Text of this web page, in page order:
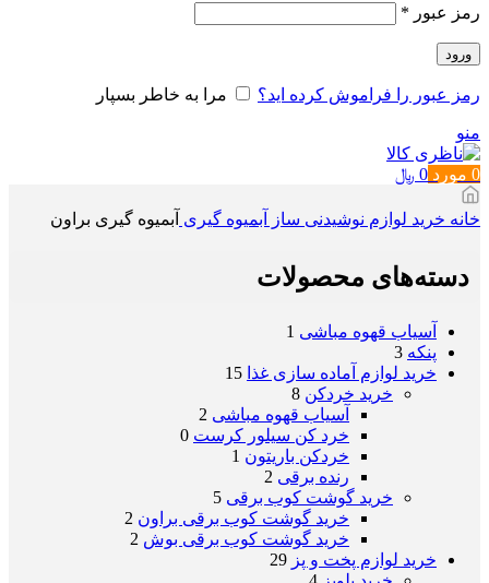
رمز عبور *
ورود
رمز عبور را فراموش کرده اید؟ مرا به خاطر بسپار
منو
0 مورد 0 ﷼
خانه خرید لوازم نوشیدنی ساز آبمیوه گیری آبمیوه گیری براون
دسته‌های محصولات
آسیاب قهوه مباشی 1
پنکه 3
خرید لوازم آماده سازی غذا 15
خرید خردکن 8
آسیاب قهوه مباشی 2
خرد کن سیلور کرست 0
خردکن باریتون 1
رنده برقی 2
خرید گوشت کوب برقی 5
خرید گوشت کوب برقی براون 2
خرید گوشت کوب برقی بوش 2
خرید لوازم پخت و پز 29